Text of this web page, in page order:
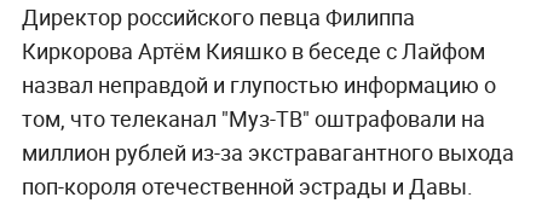
Директор российского певца Филиппа
Киркорова Артём Кияшко в беседе с Лайфом
назвал неправдой и глупостью информацию о
том, что телеканал "Муз-ТВ" оштрафовали на
миллион рублей из-за экстравагантного выхода
поп-короля отечественной эстрады и Давы.